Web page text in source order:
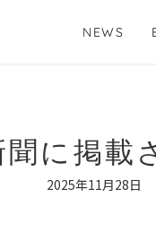
NEWS
に掲載
2025年11月28日